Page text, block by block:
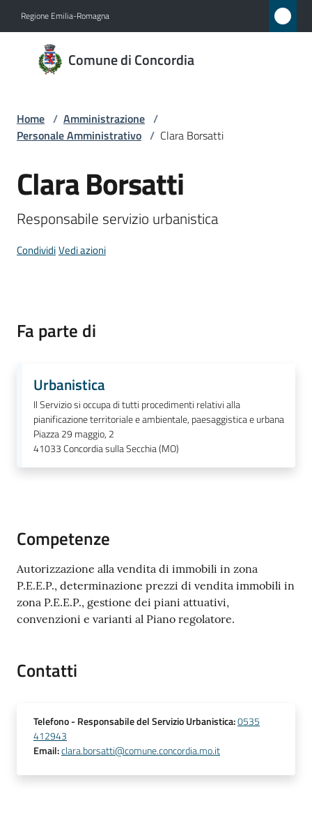
Regione Emilia-Romagna
Comune di Concordia
Comune
di
Novità
Servizi
Concordia
Comune
Sportello
telematico
SUE
gli
argomenti...
Seguici
su
Home / Amministrazione /
Personale Amministrativo / Clara Borsatti
Salta al contenuto
Clara Borsatti
Responsabile servizio urbanistica
CondividiVedi azioni
Fa parte di
Urbanistica
Il Servizio si occupa di tutti procedimenti relativi alla
pianificazione territoriale e ambientale, paesaggistica e urbana
Piazza 29 maggio, 2
41033Concordia sulla Secchia (MO)
Competenze
Autorizzazione alla vendita di immobili in zona
P.E.E.P., determinazione prezzi di vendita immobili in
zona P.E.E.P., gestione dei piani attuativi,
convenzioni e varianti al Piano regolatore.
Contatti
Telefono- Responsabile del Servizio Urbanistica:0535
412943
Email:clara.borsatti@comune.concordia.mo.it